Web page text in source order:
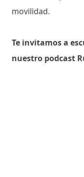
movilidad.
Te invitamos a
nuestro podcast